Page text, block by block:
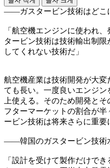
――ガスタービン技術はどこ
「航空機エンジンに使われ
タービン技術は技術輸出制
してくれない技術だ」
航空機産業は技術開発が大
ても長い。一度良いエンジ
上使える。そのため開発と
フターマーケットの割合が
ービン技術は将来さらに重要
――韓国のガスタービン技術
「設計を受けて製作だけで